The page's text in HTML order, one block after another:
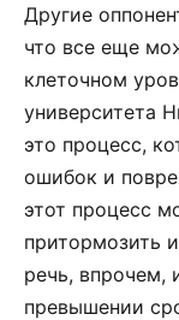
Другие
что все еще
клеточном
университета
это процесс,
ошибок и
этот процесс
притормозить
речь, впрочем,
превышении